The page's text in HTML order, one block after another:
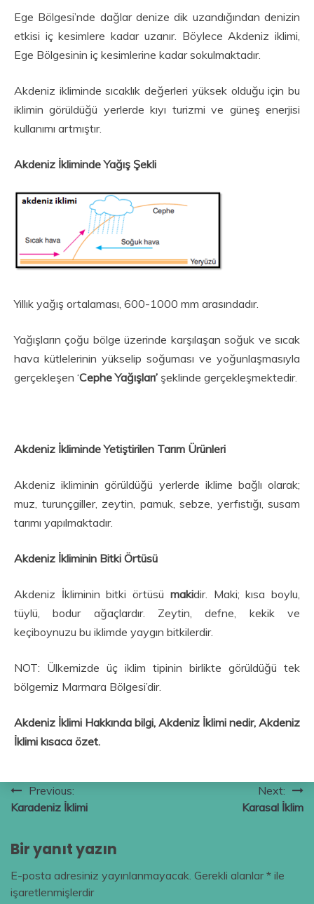
Ege Bölgesi’nde dağlar denize dik uzandığından denizin
etkisi iç kesimlere kadar uzanır. Böylece Akdeniz iklimi,
Ege Bölgesinin iç kesimlerine kadar sokulmaktadır.
Akdeniz ikliminde sıcaklık değerleri yüksek olduğu için bu
iklimin görüldüğü yerlerde kıyı turizmi ve güneş enerjisi
kullanımı artmıştır.
Akdeniz İkliminde Yağış Şekli
Yıllık yağış ortalaması, 600-1000 mm arasındadır.
Yağışların çoğu bölge üzerinde karşılaşan soğuk ve sıcak
hava kütlelerinin yükselip soğuması ve yoğunlaşmasıyla
gerçekleşen ‘Cephe Yağışları’ şeklinde gerçekleşmektedir.
Akdeniz İkliminde Yetiştirilen Tarım Ürünleri
Akdeniz ikliminin görüldüğü yerlerde iklime bağlı olarak;
muz, turunçgiller, zeytin, pamuk, sebze, yerfıstığı, susam
tarımı yapılmaktadır.
Akdeniz İkliminin Bitki Örtüsü
Akdeniz İkliminin bitki örtüsü makidir. Maki; kısa boylu,
tüylü, bodur ağaçlardır. Zeytin, defne, kekik ve
keçiboynuzu bu iklimde yaygın bitkilerdir.
NOT: Ülkemizde üç iklim tipinin birlikte görüldüğü tek
bölgemiz Marmara Bölgesi’dir.
Akdeniz İklimi Hakkında bilgi, Akdeniz İklimi nedir, Akdeniz
İklimi kısaca özet.
Yazı
gezinmesi
Previous:
Karadeniz İklimi
Next:
Karasal İklim
Bir yanıt yazın
E-posta adresiniz yayınlanmayacak. Gerekli alanlar* ile
işaretlenmişlerdir